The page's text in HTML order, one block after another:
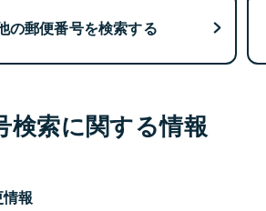
の郵便番号を検索する
検索に関する情報
報